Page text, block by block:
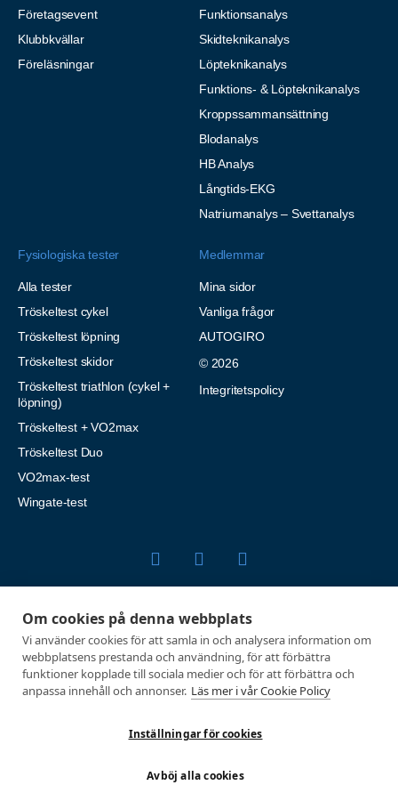
Om cookies på denna webbplats
Vi använder cookies för att samla in och analysera information om
webbplatsens prestanda och användning, för att förbättra
funktioner kopplade till sociala medier och för att förbättra och
anpassa innehåll och annonser. Läs mer i vår Cookie Policy
Inställningar för cookies
Avböj alla cookies
Företagsevent
Klubbkvällar
Föreläsningar
Funktionsanalys
Skidteknikanalys
Löpteknikanalys
Funktions- & Löpteknikanalys
Kroppssammansättning
Blodanalys
HB Analys
Långtids-EKG
Natriumanalys – Svettanalys
Fysiologiska tester
Alla tester
Tröskeltest cykel
Tröskeltest löpning
Tröskeltest skidor
Tröskeltest triathlon (cykel +
löpning)
Tröskeltest + VO2max
Tröskeltest Duo
VO2max-test
Wingate-test
Medlemmar
Mina sidor
Vanliga frågor
AUTOGIRO
© 2026
Integritetspolicy
Utvecklad med passion av Marknadsföringsbyrå Profit Media